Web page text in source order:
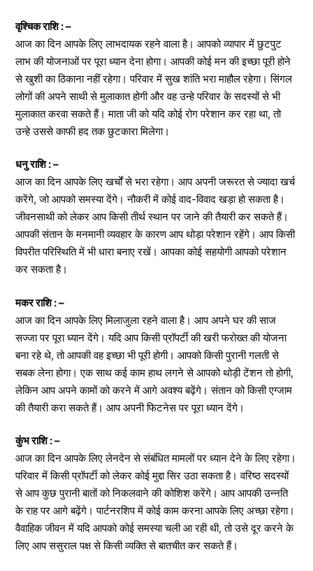
वृश्चिक राशि : –
आज का दिन आपके लिए लाभदायक रहने वाला है। आपको व्यापार में छुटपुट
लाभ की योजनाओं पर पूरा ध्यान देना होगा। आपकी कोई मन की इच्छा पूरी होने
से खुशी का ठिकाना नहीं रहेगा। परिवार में सुख शांति भरा माहौल रहेगा। सिंगल
लोगों की अपने साथी से मुलाकात होगी और वह उन्हे परिवार के सदस्यों से भी
मुलाकात करवा सकते हैं। माता जी को यदि कोई रोग परेशान कर रहा था, तो
उन्हे उससे काफी हद तक छुटकारा मिलेगा।
धनु राशि : –
आज का दिन आपके लिए खर्चों से भरा रहेगा। आप अपनी जरूरत से ज्यादा खर्च
करेंगे, जो आपको समस्या देंगे। नौकरी में कोई वाद-विवाद खड़ा हो सकता है।
जीवनसाथी को लेकर आप किसी तीर्थ स्थान पर जाने की तैयारी कर सकते हैं।
आपकी संतान के मनमानी व्यवहार के कारण आप थोड़ा परेशान रहेंगे। आप किसी
विपरीत परिस्थिति में भी धारा बनाए रखें। आपका कोई सहयोगी आपको परेशान
कर सकता है।
मकर राशि : –
आज का दिन आपके लिए मिलाजुला रहने वाला है। आप अपने घर की साज
सज्जा पर पूरा ध्यान देंगे। यदि आप किसी प्रॉपर्टी की खरी फरोख्त की योजना
बना रहे थे, तो आपकी वह इच्छा भी पूरी होगी। आपको किसी पुरानी गलती से
सबक लेना होगा। एक साथ कई काम हाथ लगने से आपको थोड़ी टेंशन तो होगी,
लेकिन आप अपने कामों को करने में आगे अवश्य बढ़ेंगे। संतान को किसी एग्जाम
की तैयारी करा सकते हैं। आप अपनी फिटनेस पर पूरा ध्यान देंगे।
कुंभ राशि : –
आज का दिन आपके लिए लेनदेन से संबंधित मामलों पर ध्यान देने के लिए रहेगा।
परिवार में किसी प्रॉपर्टी को लेकर कोई मुद्दा सिर उठा सकता है। वरिष्ठ सदस्यों
से आप कुछ पुरानी बातों को निकलवाने की कोशिश करेंगे। आप आपकी उन्नति
के राह पर आगे बढ़ेंगे। पार्टनरशिप में कोई काम करना आपके लिए अच्छा रहेगा।
वैवाहिक जीवन में यदि आपको कोई समस्या चली आ रही थी, तो उसे दूर करने के
लिए आप ससुराल पक्ष से किसी व्यक्ति से बातचीत कर सकते हैं।